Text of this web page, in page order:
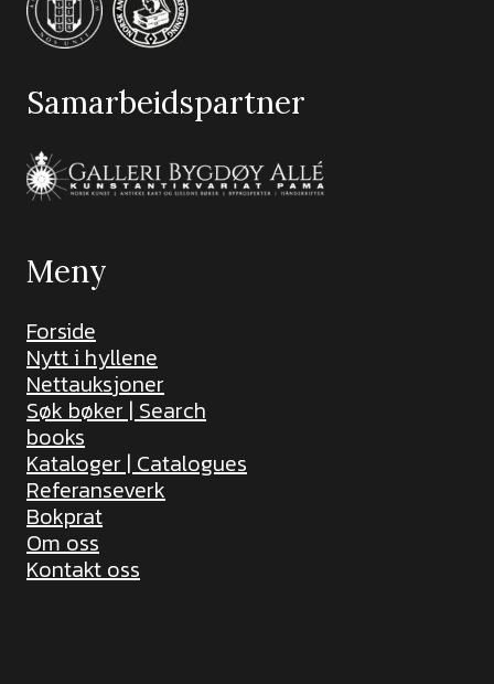
Samarbeidspartner
Meny
Forside
Nytt i hyllene
Nettauksjoner
Søk bøker | Search
books
Kataloger | Catalogues
Referanseverk
Bokprat
Om oss
Kontakt oss